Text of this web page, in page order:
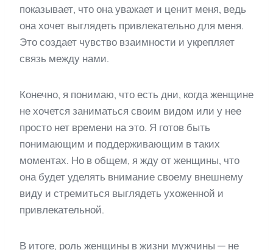
показывает, что она уважает и ценит меня, ведь
она хочет выглядеть привлекательно для меня.
Это создает чувство взаимности и укрепляет
связь между нами.
Конечно, я понимаю, что есть дни, когда женщине
не хочется заниматься своим видом или у нее
просто нет времени на это. Я готов быть
понимающим и поддерживающим в таких
моментах. Но в общем, я жду от женщины, что
она будет уделять внимание своему внешнему
виду и стремиться выглядеть ухоженной и
привлекательной.
В итоге, роль женщины в жизни мужчины — не